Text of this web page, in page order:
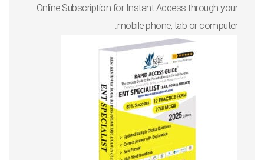
Online Subscription for Instant Access through your
mobile phone, tab or computer.